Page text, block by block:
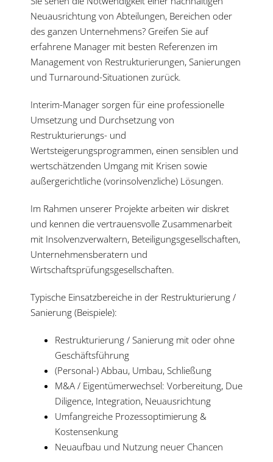
Neuausrichtung von Abteilungen, Bereichen oder
des ganzen Unternehmens? Greifen Sie auf
erfahrene Manager mit besten Referenzen im
Management von Restrukturierungen, Sanierungen
und Turnaround-Situationen zurück.
Interim-Manager sorgen für eine professionelle
Umsetzung und Durchsetzung von
Restrukturierungs- und
Wertsteigerungsprogrammen, einen sensiblen und
wertschätzenden Umgang mit Krisen sowie
außergerichtliche (vorinsolvenzliche) Lösungen.
Im Rahmen unserer Projekte arbeiten wir diskret
und kennen die vertrauensvolle Zusammenarbeit
mit Insolvenzverwaltern, Beteiligungsgesellschaften,
Unternehmensberatern und
Wirtschaftsprüfungsgesellschaften.
Typische Einsatzbereiche in der Restrukturierung /
Sanierung (Beispiele):
Restrukturierung / Sanierung mit oder ohne
Geschäftsführung
(Personal-) Abbau, Umbau, Schließung
M&A / Eigentümerwechsel: Vorbereitung, Due
Diligence, Integration, Neuausrichtung
Umfangreiche Prozessoptimierung &
Kostensenkung
Neuaufbau und Nutzung neuer Chancen